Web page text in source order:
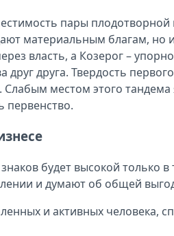
пары
материальным благам, но
власть, а Козерог –
друг друга. Твердость
местом этого
первенство.
будет высокой только
и думают об общей
и активных человека,